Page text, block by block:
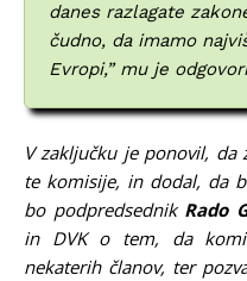
danes razlagate
čudno, da imamo
Evropi,” mu je
V zaključku je ponovil, da
te komisije, in dodal, da
bo podpredsednik Rado
in DVK o tem, da
nekaterih članov, ter